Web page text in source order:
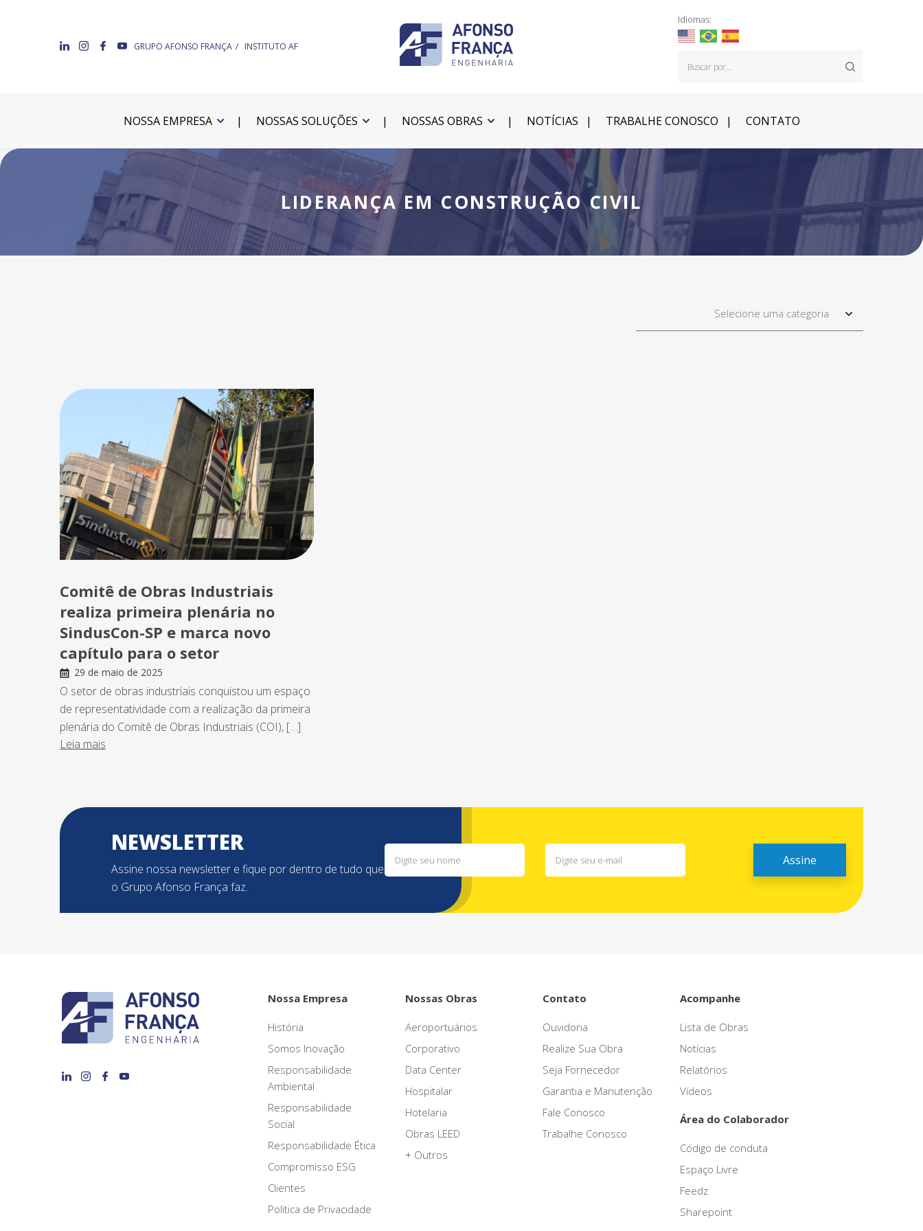
GRUPO AFONSO FRANÇA INSTITUTO AF
Idiomas:
NOSSA EMPRESA NOSSAS SOLUÇÕES NOSSAS OBRAS NOTÍCIAS TRABALHE CONOSCO CONTATO
LIDERANÇA EM CONSTRUÇÃO CIVIL
Selecione uma categoria
Comitê de Obras Industriais
realiza primeira plenária no
SindusCon-SP e marca novo
capítulo para o setor
29 de maio de 2025
O setor de obras industriais conquistou um espaço
de representatividade com a realização da primeira
plenária do Comitê de Obras Industriais (COI), […]
Leia mais
NEWSLETTER
Assine nossa newsletter e fique por dentro de tudo que
o Grupo Afonso França faz.
Nossa Empresa
História
Somos Inovação
Responsabilidade
Ambiental
Responsabilidade
Social
Responsabilidade Ética
Compromisso ESG
Clientes
Política de Privacidade
Nossas Obras
Aeroportuários
Corporativo
Data Center
Hospitalar
Hotelaria
Obras LEED
+ Outros
Contato
Ouvidoria
Realize Sua Obra
Seja Fornecedor
Garantia e Manutenção
Fale Conosco
Trabalhe Conosco
Acompanhe
Lista de Obras
Notícias
Relatórios
Vídeos
Área do Colaborador
Código de conduta
Espaço Livre
Feedz
Sharepoint